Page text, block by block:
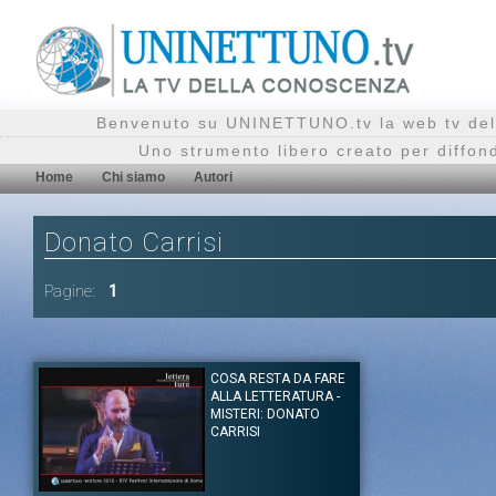
Benvenuto su UNINETTUNO.tv la web tv
Uno strumento libero creato per
Home Chi siamo Autori
Donato Carrisi
Pagine: 1
COSA RESTA DA FARE
ALLA LETTERATURA -
MISTERI: DONATO
CARRISI